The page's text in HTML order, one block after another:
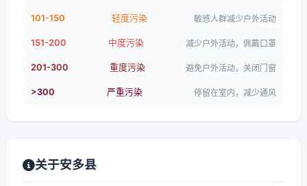
101-150 轻度污染 敏感人群减少户外活动
151-200 中度污染 减少户外活动，佩戴口罩
201-300 重度污染 避免户外活动，关闭门窗
>300 严重污染 停留在室内，减少通风
关于安多县